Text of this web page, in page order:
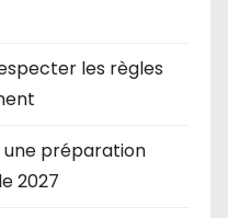
les règles
une préparation
2027